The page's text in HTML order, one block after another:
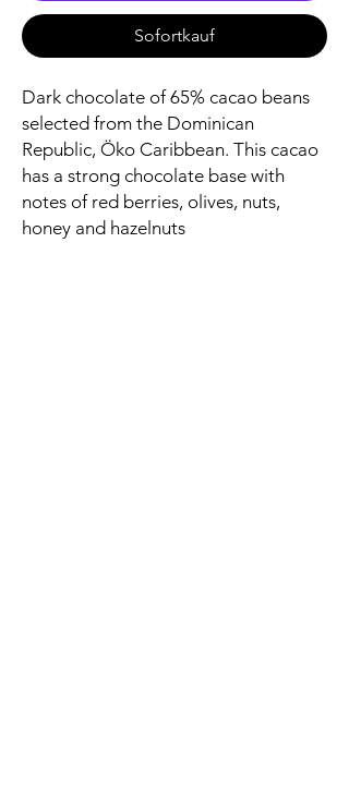
Sofortkauf
Dark chocolate of 65% cacao beans
selected from the Dominican
Republic, Öko Caribbean. This cacao
has a strong chocolate base with
notes of red berries, olives, nuts,
honey and hazelnuts